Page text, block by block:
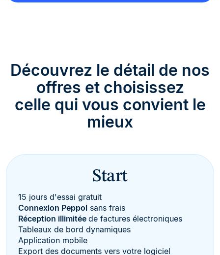
Découvrez le détail de nos
offres et choisissez
celle qui vous convient le
mieux
Start
15 jours d'essai gratuit
Connexion Peppol sans frais
Réception illimitée de factures électroniques
Tableaux de bord dynamiques
Application mobile
Export des documents vers votre logiciel